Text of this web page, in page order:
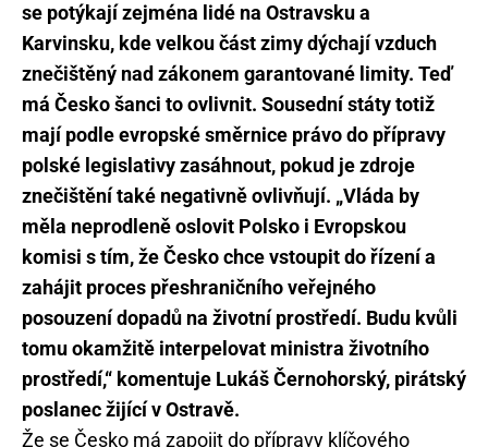
se potýkají zejména lidé na Ostravsku a
Karvinsku, kde velkou část zimy dýchají vzduch
znečištěný nad zákonem garantované limity. Teď
má Česko šanci to ovlivnit. Sousední státy totiž
mají podle evropské směrnice právo do přípravy
polské legislativy zasáhnout, pokud je zdroje
znečištění také negativně ovlivňují. „Vláda by
měla neprodleně oslovit Polsko i Evropskou
komisi s tím, že Česko chce vstoupit do řízení a
zahájit proces přeshraničního veřejného
posouzení dopadů na životní prostředí. Budu kvůli
tomu okamžitě interpelovat ministra životního
prostředí,“ komentuje Lukáš Černohorský, pirátský
poslanec žijící v Ostravě.
Že se Česko má zapojit do přípravy klíčového